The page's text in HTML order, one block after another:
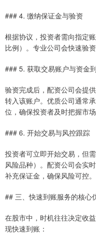
### 4. 缴纳保证金与验资
根据协议，投资者需向指定
比例）。专业公司会快速验
### 5. 获取交易账户与资金
验资完成后，配资公司会提
转入该账户。优质公司通常
位，确保投资者及时把握市场
### 6. 开始交易与风控跟踪
投资者可立即开始交易，但
风险品种）。配资公司会实
补充保证金，确保风险可控。
## 三、快速到账服务的核心
在股市中，时机往往决定收
现快速到账：